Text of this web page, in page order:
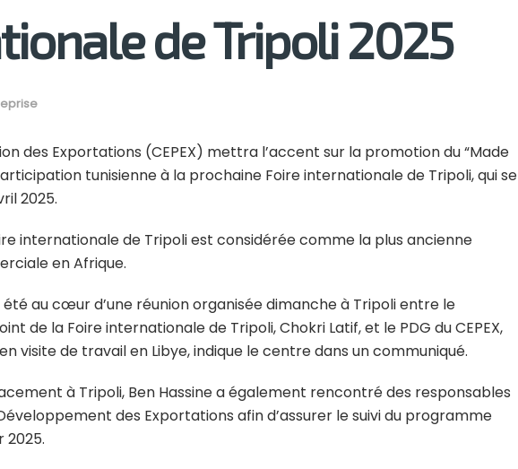
de Tripoli 2025
des Exportations (CEPEX) mettra l’accent sur la promotion du “Made
tunisienne à la prochaine Foire internationale de Tripoli, qui se
2025.
internationale de Tripoli est considérée comme la plus ancienne
en Afrique.
au cœur d’une réunion organisée dimanche à Tripoli entre le
de la Foire internationale de Tripoli, Chokri Latif, et le PDG du CEPEX,
visite de travail en Libye, indique le centre dans un communiqué.
à Tripoli, Ben Hassine a également rencontré des responsables
des Exportations afin d’assurer le suivi du programme
2025.